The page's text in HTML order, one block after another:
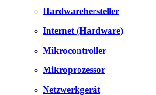
Hardwarehersteller
Internet (Hardware)
Mikrocontroller
Mikroprozessor
Netzwerkgerät